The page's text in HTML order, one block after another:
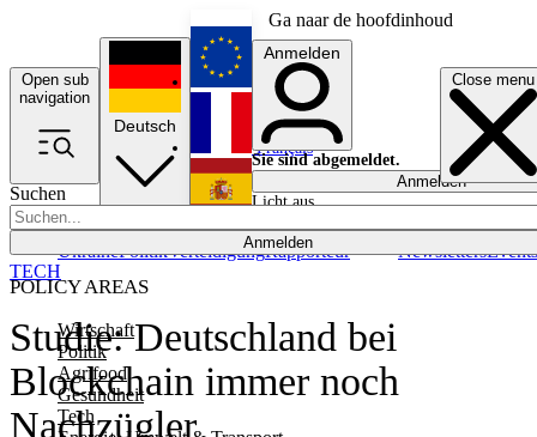
Ga naar de hoofdinhoud
Open sub
navigation
Close menu
Suchen
Anmelden
POLICY AREAS
Wirtschaft
Politik
Agrifood
Gesundheit
Tech
UkrainePolitikVerteidigungRapporteur NewslettersEvents
Deutsch
English
Français
Anmelden
Sie sind abgemeldet.
Anmelden
Licht aus
Studie: Deutschland bei
Blockchain immer noch
Nachzügler
TECH